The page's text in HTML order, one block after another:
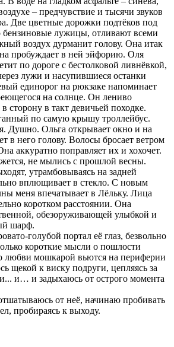
– предчувствие и тысячи звуков
Две цветные дорожки подтёков под
бензиновые лужицы, отливают всеми
воздух дурманит голову. Она итак
пробуждает в ней эйфорию. Оля
по дороге с бестолковой ливнёвкой,
лужи и насупившиеся останки
единорог на рюкзаке напоминает
на солнце. Он лениво
сторону в такт девичьей походке.
по самую крышу троллейбус.
Душно. Ольга открывает окно и на
в него голову. Волосы бросает ветром
аккуратно поправляет их и хохочет.
не мылись с прошлой весны.
утрамбовываясь на задней
вплющивает в стекло. С новым
меня впечатывает в Лёльку. Лица
коротком расстоянии. Она
обезоруживающей улыбкой и
шарф.
голубой портал её глаз, безвольно
короткие мысли о пошлости
любви мошкарой вьются на периферии
щекой к виску подруги, цепляясь за
и… и задыхаюсь от острого момента
от неё, начинаю пробивать
пробираясь к выходу.